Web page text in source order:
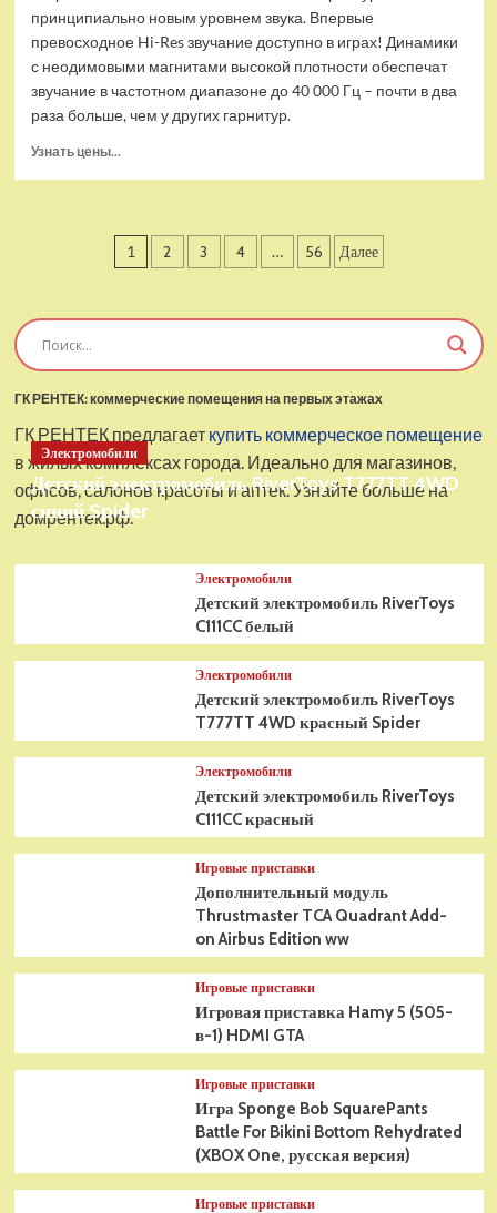
принципиально новым уровнем звука. Впервые
превосходное Hi-Res звучание доступно в играх! Динамики
с неодимовыми магнитами высокой плотности обеспечат
звучание в частотном диапазоне до 40 000 Гц – почти в два
раза больше, чем у других гарнитур.
Узнать цены...
наушники
Arctis
Пагинация
1 2 3 4 … 56 Далее
ГК РЕНТЕК: коммерческие помещения на первых этажах
ГК РЕНТЕК предлагает купить коммерческое помещение
в жилых комплексах города. Идеально для магазинов,
офисов, салонов красоты и аптек. Узнайте больше на
домрентек.рф.
Электромобили
Детский электромобиль RiverToys T777TT 4WD
синий Spider
Электромобили
Детский электромобиль RiverToys
C111CC белый
Электромобили
Детский электромобиль RiverToys
T777TT 4WD красный Spider
Электромобили
Детский электромобиль RiverToys
C111CC красный
Игровые приставки
Дополнительный модуль
Thrustmaster TCA Quadrant Add-
on Airbus Edition ww
Игровые приставки
Игровая приставка Hamy 5 (505-
в-1) HDMI GTA
Игровые приставки
Игра Sponge Bob SquarePants
Battle For Bikini Bottom Rehydrated
(XBOX One, русская версия)
Игровые приставки